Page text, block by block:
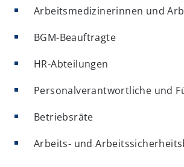
Arbeitsmedizinerinnen und
BGM-Beauftragte
HR-Abteilungen
Personalverantwortliche und
Betriebsräte
Arbeits- und